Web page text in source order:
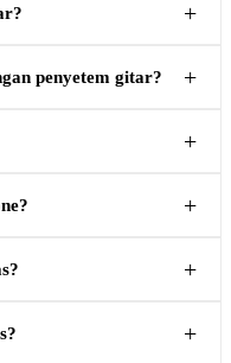
penyetem gitar?